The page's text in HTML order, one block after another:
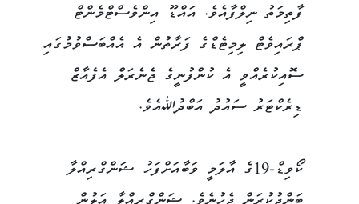
ފާތިމަތު ނިލްފާއެވެ. އައްޑޫ އިންވެސްޓްމެންޓް
ޕްރައިވެޓް ލިމިޓެޑްގެ ފަރާތުން އެ އެއްބަސްވުމުގައި
ސޮއިކުރެއްވީ އެ ކުންފުނީގެ ޖެނެރަލް އެފެއާޒް
ޑިރެކްޓަރު ސައުދު އަބްދުﷲއެވެ.
ކޯވިޑް-19ގެ އާލަމީ ވަބާއަށްފަހު ޝަންގްރިއްލާ